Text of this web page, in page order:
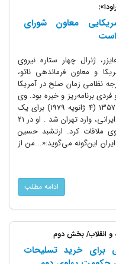
معاون شورای
ژنرال‌ چهار ستاره نیروی
و معاون فرماندهی ناتو،
نظامی زمان صلح در آمریکا
برنامه‌ریز و خبره بود. وی
14 دی‌ماه 1357 (4 ژانویه 1979) برای یک
مأموریت فوق سرّی بدون اطلاع مقام های ایرانی، وارد تهران شد . او در 21
پهلوی ملاقات کرد. ارتشبد حسین
این‌گونه می‌گوید:«...من از
ادامه مطلب
انقلاب/ بخش دوم
برای خرید تسلیحات